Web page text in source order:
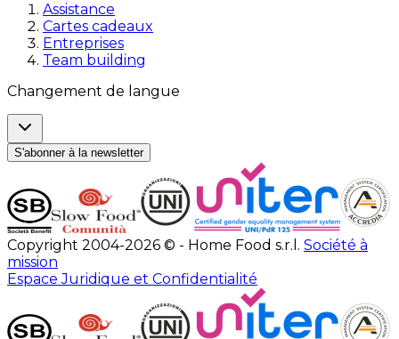
Assistance
Cartes cadeaux
Entreprises
Team building
Changement de langue
S'abonner à la newsletter
Copyright 2004-2026 © - Home Food s.r.l. Société à
mission
Espace Juridique et Confidentialité